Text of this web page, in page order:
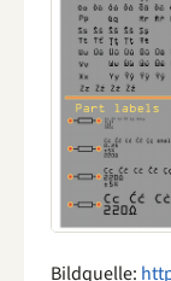
Bildquelle: